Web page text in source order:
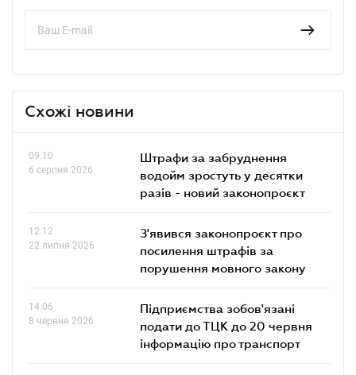
Схожі новини
09.10
6 серпня 2026
Штрафи за забруднення
водойм зростуть у десятки
разів - новий законопроєкт
12.12
22 липня 2026
З'явився законопроєкт про
посилення штрафів за
порушення мовного закону
14.06
8 червня 2026
Підприємства зобов'язані
подати до ТЦК до 20 червня
інформацію про транспорт